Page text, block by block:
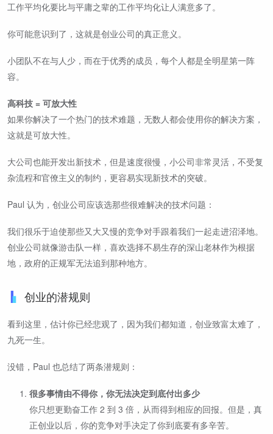
工作平均化要比与平庸之辈的工作平均化让人满意多了。
你可能意识到了，这就是创业公司的真正意义。
小团队不在与人少，而在于优秀的成员，每个人都是全明星第一阵
容。
高科技 = 可放大性
如果你解决了一个热门的技术难题，无数人都会使用你的解决方案，
这就是可放大性。
大公司也能开发出新技术，但是速度很慢，小公司非常灵活，不受复
杂流程和官僚主义的制约，更容易实现新技术的突破。
Paul 认为，创业公司应该选那些很难解决的技术问题：
我们很乐于迫使那些又大又慢的竞争对手跟着我们一起走进沼泽地。
创业公司就像游击队一样，喜欢选择不易生存的深山老林作为根据
地，政府的正规军无法追到那种地方。
创业的潜规则
看到这里，估计你已经悲观了，因为我们都知道，创业致富太难了，
九死一生。
没错，Paul 也总结了两条潜规则：
很多事情由不得你，你无法决定到底付出多少
你只想更勤奋工作 2 到 3 倍，从而得到相应的回报。但是，真
正创业以后，你的竞争对手决定了你到底要有多辛苦。